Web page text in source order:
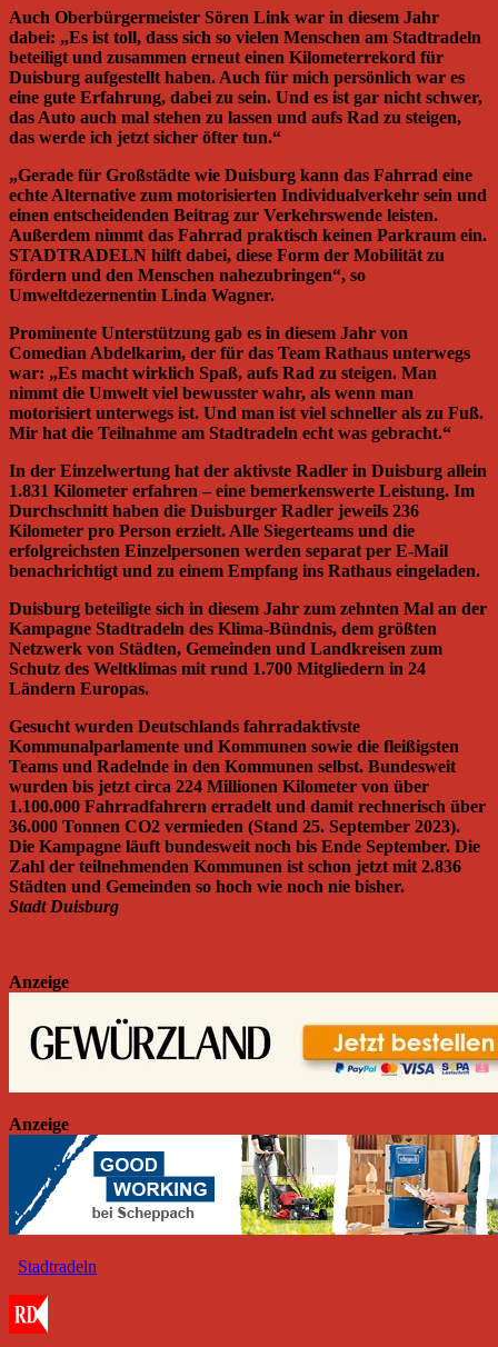
Auch Oberbürgermeister Sören Link war in diesem Jahr
dabei: „Es ist toll, dass sich so vielen Menschen am Stadtradeln
beteiligt und zusammen erneut einen Kilometerrekord für
Duisburg aufgestellt haben. Auch für mich persönlich war es
eine gute Erfahrung, dabei zu sein. Und es ist gar nicht schwer,
das Auto auch mal stehen zu lassen und aufs Rad zu steigen,
das werde ich jetzt sicher öfter tun.“
„Gerade für Großstädte wie Duisburg kann das Fahrrad eine
echte Alternative zum motorisierten Individualverkehr sein und
einen entscheidenden Beitrag zur Verkehrswende leisten.
Außerdem nimmt das Fahrrad praktisch keinen Parkraum ein.
STADTRADELN hilft dabei, diese Form der Mobilität zu
fördern und den Menschen nahezubringen“, so
Umweltdezernentin Linda Wagner.
Prominente Unterstützung gab es in diesem Jahr von
Comedian Abdelkarim, der für das Team Rathaus unterwegs
war: „Es macht wirklich Spaß, aufs Rad zu steigen. Man
nimmt die Umwelt viel bewusster wahr, als wenn man
motorisiert unterwegs ist. Und man ist viel schneller als zu Fuß.
Mir hat die Teilnahme am Stadtradeln echt was gebracht.“
In der Einzelwertung hat der aktivste Radler in Duisburg allein
1.831 Kilometer erfahren – eine bemerkenswerte Leistung. Im
Durchschnitt haben die Duisburger Radler jeweils 236
Kilometer pro Person erzielt. Alle Siegerteams und die
erfolgreichsten Einzelpersonen werden separat per E-Mail
benachrichtigt und zu einem Empfang ins Rathaus eingeladen.
Duisburg beteiligte sich in diesem Jahr zum zehnten Mal an der
Kampagne Stadtradeln des Klima-Bündnis, dem größten
Netzwerk von Städten, Gemeinden und Landkreisen zum
Schutz des Weltklimas mit rund 1.700 Mitgliedern in 24
Ländern Europas.
Gesucht wurden Deutschlands fahrradaktivste
Kommunalparlamente und Kommunen sowie die fleißigsten
Teams und Radelnde in den Kommunen selbst. Bundesweit
wurden bis jetzt circa 224 Millionen Kilometer von über
1.100.000 Fahrradfahrern erradelt und damit rechnerisch über
36.000 Tonnen CO2 vermieden (Stand 25. September 2023).
Die Kampagne läuft bundesweit noch bis Ende September. Die
Zahl der teilnehmenden Kommunen ist schon jetzt mit 2.836
Städten und Gemeinden so hoch wie noch nie bisher.
Stadt Duisburg
Anzeige
Anzeige
Stadtradeln